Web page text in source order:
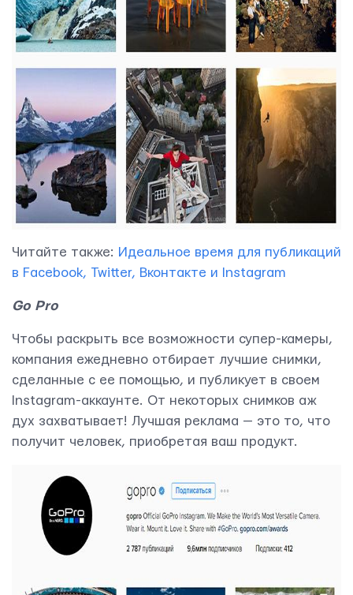
Читайте также: Идеальное время для публикаций
в Facebook, Twitter, Вконтакте и Instagram
Go Pro
Чтобы раскрыть все возможности супер-камеры,
компания ежедневно отбирает лучшие снимки,
сделанные с ее помощью, и публикует в своем
Instagram-аккаунте. От некоторых снимков аж
дух захватывает! Лучшая реклама — это то, что
получит человек, приобретая ваш продукт.
Контактная информация
info@yudjes.com
Rävala pst 8-ruum 810, 10143, Tallinn